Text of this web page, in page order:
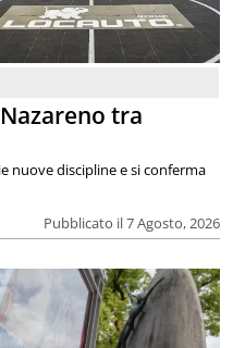
tra
Pubblicato il 7 Agosto, 2026
nuove discipline e si conferma